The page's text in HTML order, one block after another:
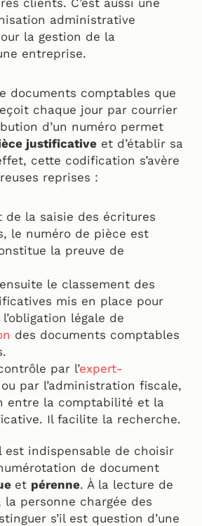
clients. C’est aussi une
administrative
la gestion de la
entreprise.
documents comptables que
chaque jour par courrier
d’un numéro permet
justificative et d’établir sa
cette codification s’avère
reprises :
de la saisie des écritures
le numéro de pièce est
la preuve de
le classement des
mis en place pour
légale de
des documents comptables
par l’expert-
ou par l’administration fiscale,
entre la comptabilité et la
Il facilite la recherche.
est indispensable de choisir
de document
et pérenne. À la lecture de
personne chargée des
s’il est question d’une